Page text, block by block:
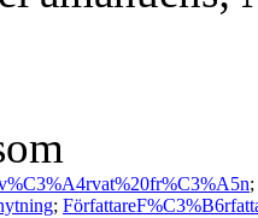
;
; Författare